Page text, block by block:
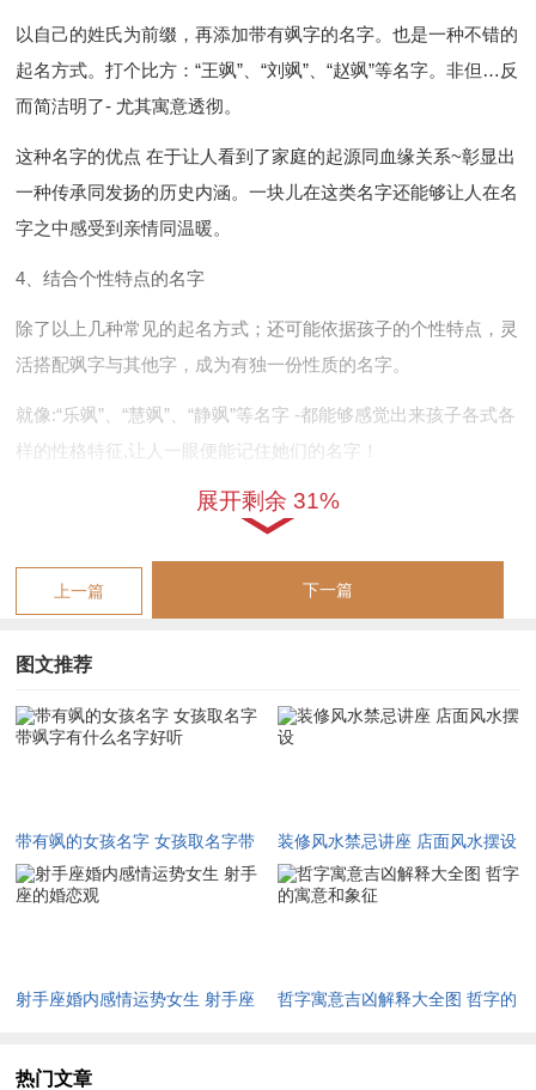
以自己的姓氏为前缀，再添加带有飒字的名字。也是一种不错的
起名方式。打个比方：“王飒”、“刘飒”、“赵飒”等名字。非但…反
而简洁明了- 尤其寓意透彻。
这种名字的优点 在于让人看到了家庭的起源同血缘关系~彰显出
一种传承同发扬的历史内涵。一块儿在这类名字还能够让人在名
字之中感受到亲情同温暖。
4、结合个性特点的名字
除了以上几种常见的起名方式；还可能依据孩子的个性特点，灵
活搭配飒字与其他字，成为有独一份性质的名字。
就像:“乐飒”、“慧飒”、“静飒”等名字 -都能够感觉出来孩子各式各
样的性格特征,让人一眼便能记住她们的名字！
☑2027年安葬吉日一览表 2027年12月安葬吉日一览表
☑2019年6月份出行吉日 2027年6月出行吉日一览表
☑2027年农历十二月安床吉日 2027年正月安床吉日吉时查询
☑ 2027年4月份乔迁吉日一览表 2027年4月乔迁吉日吉时查询
☑2027年修坟吉日一览表 2027年农历2月修坟吉日一览表
☑2027年6月搬家吉日吉时 2027年农历6月搬家吉日一览表
展开剩余 31%
上一篇 下一篇
图文推荐
带有飒的女孩名字 女孩取名字带
飒字有什么名字好听
装修风水禁忌讲座 店面风水摆设
射手座婚内感情运势女生 射手座
哲字寓意吉凶解释大全图 哲字的
热门文章